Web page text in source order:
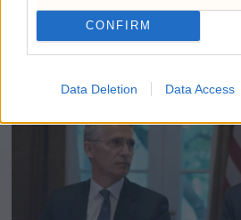
CONFIRM
Data Deletion Data Access
eller veldig alvorlige
pressefriheten, ifølge
rangering.